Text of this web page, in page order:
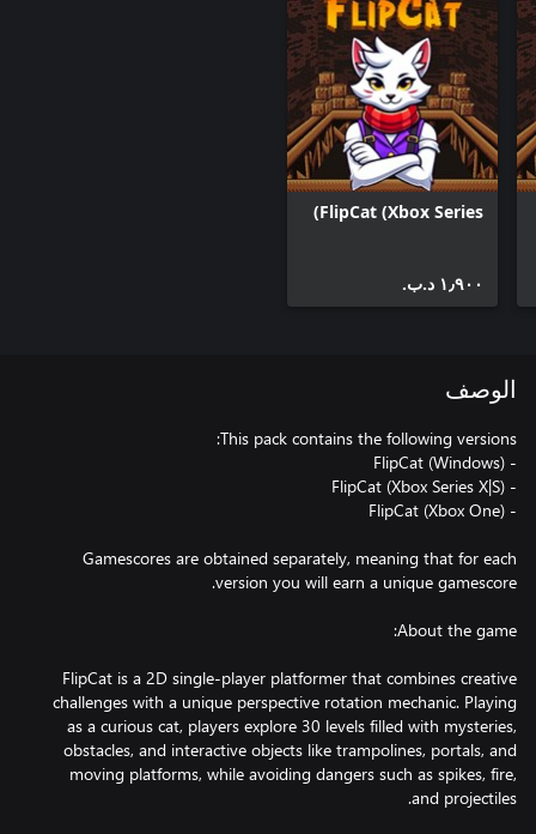
FlipCat (Xbox Series)
١٫٩٠٠ د.ب.‏
الوصف
Gamescores are obtained separately, meaning that for each
FlipCat is a 2D single-player platformer that combines creative
challenges with a unique perspective rotation mechanic. Playing
as a curious cat, players explore 30 levels filled with mysteries,
obstacles, and interactive objects like trampolines, portals, and
moving platforms, while avoiding dangers such as spikes, fire,